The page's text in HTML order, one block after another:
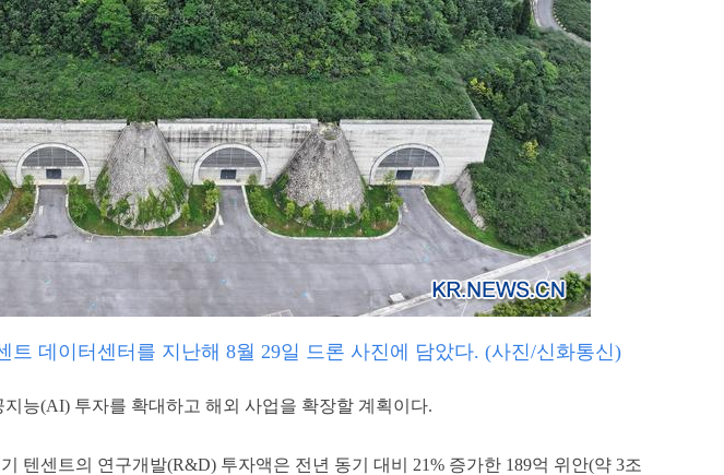
데이터센터를 지난해 8월 29일 드론 사진에 담았다. (사진/신화통신)
능(AI) 투자를 확대하고 해외 사업을 확장할 계획이다.
텐센트의 연구개발(R&D) 투자액은 전년 동기 대비 21% 증가한 189억 위안(약 3조